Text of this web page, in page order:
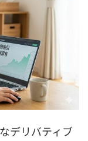
デリバティブ